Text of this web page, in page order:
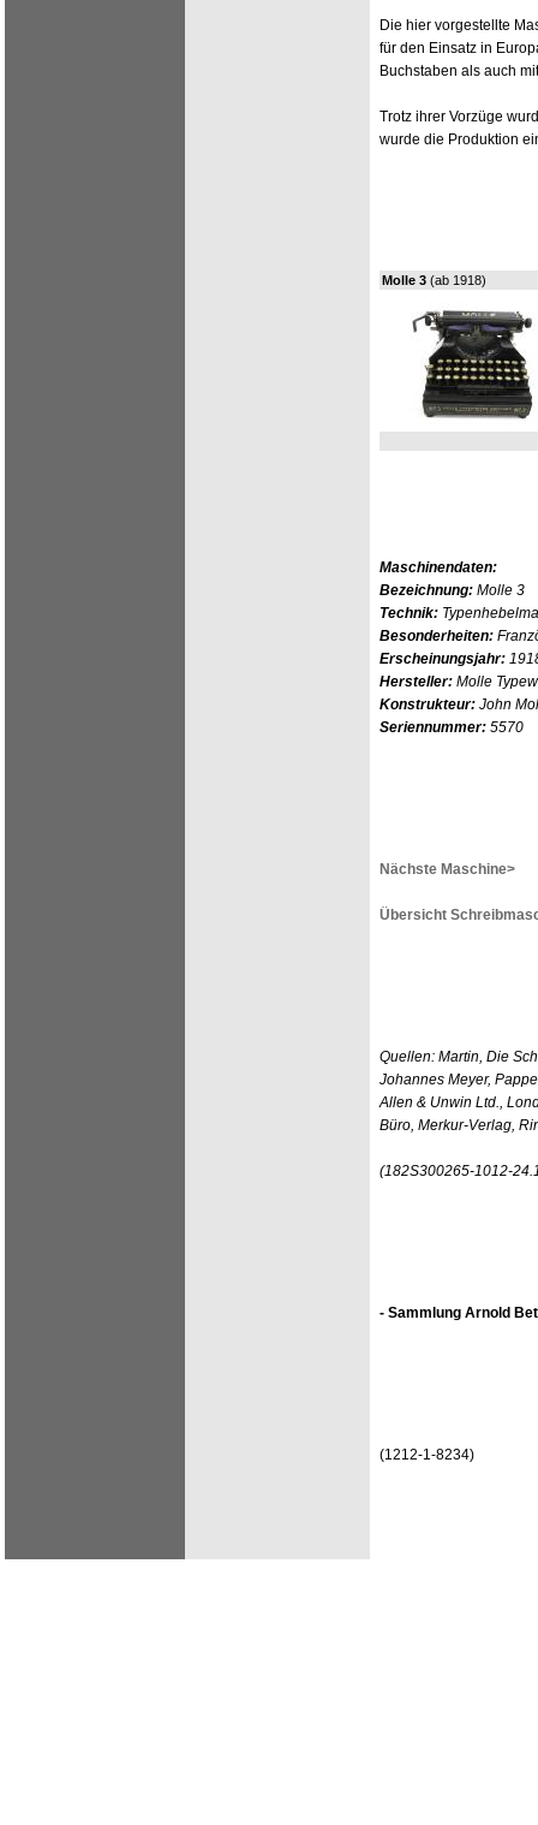
Die hier vorgestellte
für den Einsatz in
Buchstaben als auch
Trotz ihrer Vorzüge
wurde die Produktion
Molle 3 (ab 1918)
Maschinendaten:
Bezeichnung: Molle 3
Technik:
Besonderheiten:
Erscheinungsjahr:
Hersteller: Molle
Konstrukteur: John
Seriennummer: 5570
Nächste Maschine>
Übersicht
Quellen: Martin, Die
Johannes Meyer,
Allen & Unwin Ltd.,
Büro, Merkur-Verlag,
(182S300265-1012-
- Sammlung Arnold
(1212-1-8234)